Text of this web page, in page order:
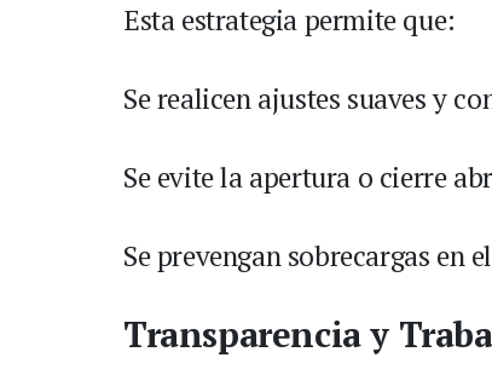
Esta estrategia permite que:
Se realicen ajustes suaves y
Se evite la apertura o cierre
Se prevengan sobrecargas en
Transparencia y